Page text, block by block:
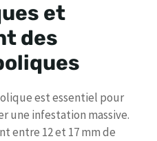
et
des
est essentiel pour
une infestation massive.
entre 12 et 17 mm de